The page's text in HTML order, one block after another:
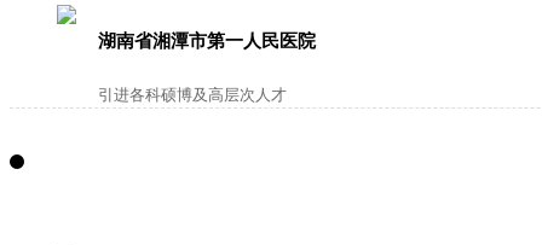
湖南省湘潭市第一人民医院
引进各科硕博及高层次人才